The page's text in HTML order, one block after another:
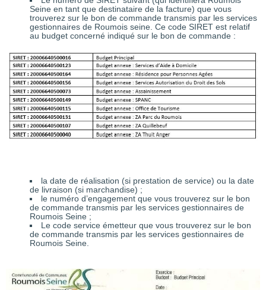
Seine en tant que destinataire de la facture) que vous
trouverez sur le bon de commande transmis par les services
gestionnaires de Roumois seine. Ce code SIRET est relatif
au budget concerné indiqué sur le bon de commande :
la date de réalisation (si prestation de service) ou la date
de livraison (si marchandise) ;
le numéro d’engagement que vous trouverez sur le bon
de commande transmis par les services gestionnaires de
Roumois Seine ;
Le code service émetteur que vous trouverez sur le bon
de commande transmis par les services gestionnaires de
Roumois Seine.